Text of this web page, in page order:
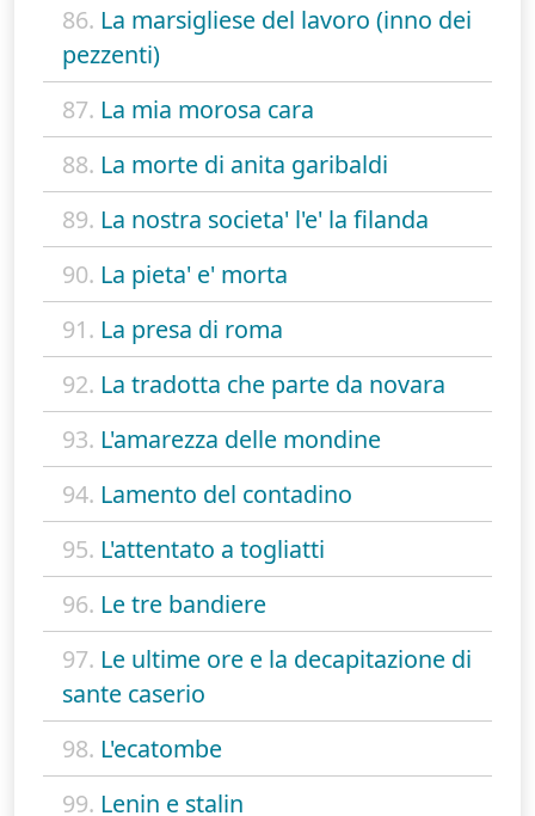
86. La marsigliese del lavoro (inno dei
pezzenti)
87. La mia morosa cara
88. La morte di anita garibaldi
89. La nostra societa' l'e' la filanda
90. La pieta' e' morta
91. La presa di roma
92. La tradotta che parte da novara
93. L'amarezza delle mondine
94. Lamento del contadino
95. L'attentato a togliatti
96. Le tre bandiere
97. Le ultime ore e la decapitazione di
sante caserio
98. L'ecatombe
99. Lenin e stalin